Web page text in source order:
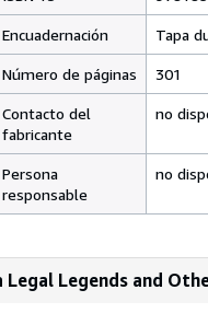
Encuadernación Tapa
Número de páginas 301
Contacto del
fabricante
no
Persona
responsable
no
Legal Legends and